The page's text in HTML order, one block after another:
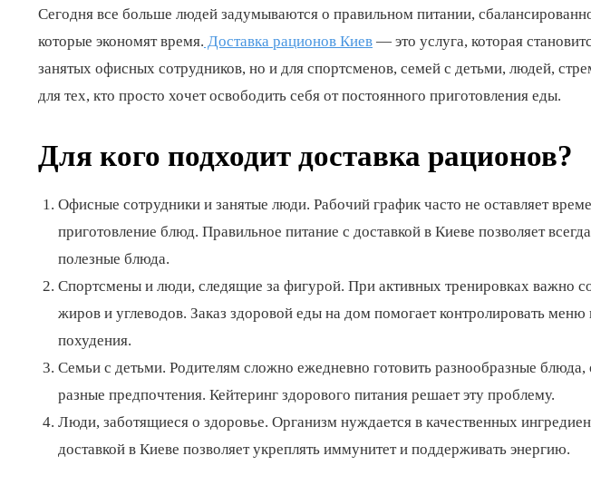
Сегодня все больше людей задумываются о правильном питании,
которые экономят время. Доставка рационов Киев — это услуга, которая
занятых офисных сотрудников, но и для спортсменов, семей с детьми, людей,
для тех, кто просто хочет освободить себя от постоянного приготовления еды.
Для кого подходит доставка рационов?
Офисные сотрудники и занятые люди. Рабочий график часто не оставляет
приготовление блюд. Правильное питание с доставкой в Киеве позволяет
полезные блюда.
Спортсмены и люди, следящие за фигурой. При активных тренировках важно
жиров и углеводов. Заказ здоровой еды на дом помогает контролировать меню
похудения.
Семьи с детьми. Родителям сложно ежедневно готовить разнообразные блюда,
разные предпочтения. Кейтеринг здорового питания решает эту проблему.
Люди, заботящиеся о здоровье. Организм нуждается в качественных
доставкой в Киеве позволяет укреплять иммунитет и поддерживать энергию.